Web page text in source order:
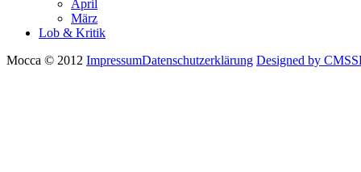
April
März
Lob & Kritik
Mocca © 2012 ImpressumDatenschutzerklärung Designed by